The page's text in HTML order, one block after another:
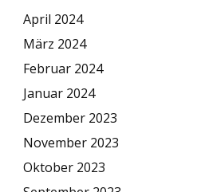
April 2024
März 2024
Februar 2024
Januar 2024
Dezember 2023
November 2023
Oktober 2023